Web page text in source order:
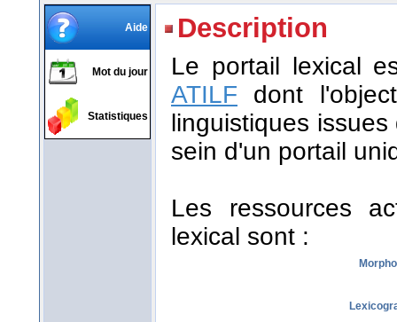
Aide
Mot du jour
Statistiques
Description
Le portail lexical
ATILF dont
linguistiques
sein d'un portail
Les ressources
lexical sont :